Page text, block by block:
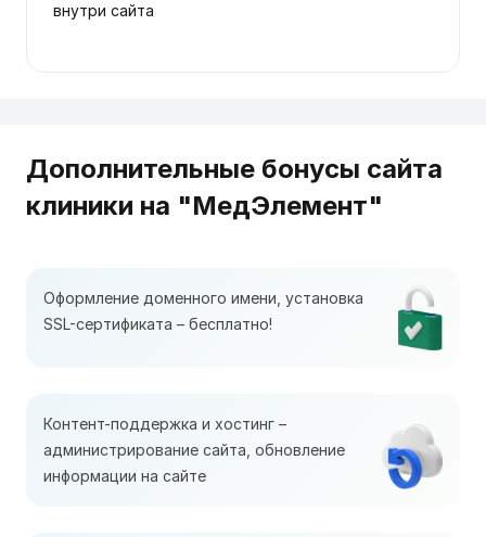
внутри сайта
Дополнительные бонусы сайта
клиники на "МедЭлемент"
Оформление доменного имени, установка
SSL-сертификата – бесплатно!
Контент-поддержка и хостинг –
администрирование сайта, обновление
информации на сайте